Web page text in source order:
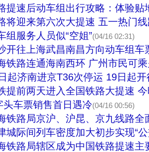
提速后动车组出行攻略：体验贴
将迎来第六次大提速 五一热门
组服务人员似“空姐”(04/16 02:31)
开往上海武昌南昌方向动车组车
铁路连通海南西环 广州市民可
起济南进京T36次停运 19日起
提前两天进入全国铁路大提速
头车票销售首日遇冷(04/16 00:56)
铁路局京沪、沪昆、京九线路全
城际间列车密度加大初步实现“公
铁路局辖区成为中国铁路提速主